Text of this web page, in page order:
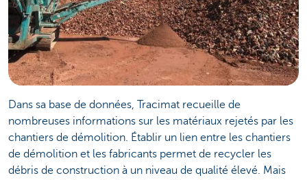
Dans sa base de données, Tracimat recueille de
nombreuses informations sur les matériaux rejetés par les
chantiers de démolition. Établir un lien entre les chantiers
de démolition et les fabricants permet de recycler les
débris de construction à un niveau de qualité élevé. Mais